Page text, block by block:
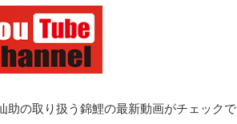
助の取り扱う錦鯉の最新動画がチェックで